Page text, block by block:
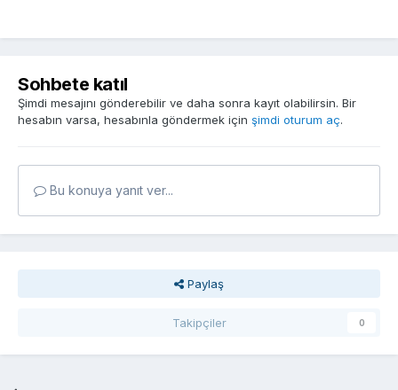
Sohbete katıl
Şimdi mesajını gönderebilir ve daha sonra kayıt olabilirsin. Bir
hesabın varsa, hesabınla göndermek için şimdi oturum aç.
Bu konuya yanıt ver...
Paylaş
Takipçiler 0